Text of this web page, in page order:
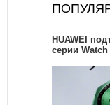
HUAWEI
серии Watch